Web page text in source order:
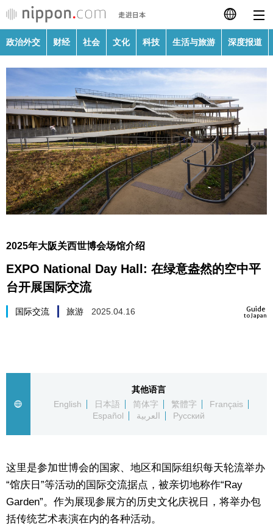
日本語
English
繁體字
Français
Español
العربية
政治外交
财经
社会
生活与旅游
日本信息库
日本一瞥
政治外交 财经 社会 文化 科技 生活与旅游 深度报道
2025年大阪关西世博会场馆介绍
EXPO National Day Hall: 在绿意盎然的空中平
台开展国际交流
Guide
to Japan
国际交流 旅游 2025.04.16
其他语言
English
日本語 简体字 繁體字
Français
Español
العربية Русский
这里是参加世博会的国家、地区和国际组织每天轮流举办
“馆庆日”等活动的国际交流据点，被亲切地称作“Ray
Garden”。作为展现参展方的历史文化庆祝日，将举办包
括传统艺术表演在内的各种活动。